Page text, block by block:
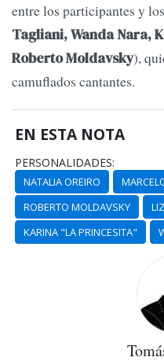
entre los participantes y
Tagliani, Wanda Nara,
Roberto Moldavsky),
camuflados cantantes.
EN ESTA NOTA
PERSONALIDADES:
NATALIA OREIRO
ROBERTO MOLDAVSKY
KARINA "LA PRINCESITA"